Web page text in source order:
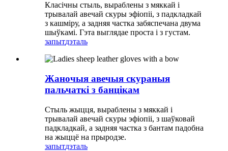
Класічны стыль, выраблены з мяккай і
трывалай авечай скуры эфіопіі, з падкладкай
з кашміру, а задняя частка забяспечана двума
шыўкамі. Гэта выглядае проста і з густам.
запытдэталь
Жаночыя авечыя скураныя
пальчаткі з банцікам
Стыль жыцця, выраблены з мяккай і
трывалай авечай скуры эфіопіі, з шаўковай
падкладкай, а задняя частка з бантам падобна
на жыццё на прыродзе.
запытдэталь